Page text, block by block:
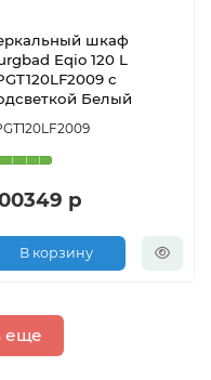
шкаф
Eqio 120 L
с
Белый
р
В корзину
еще